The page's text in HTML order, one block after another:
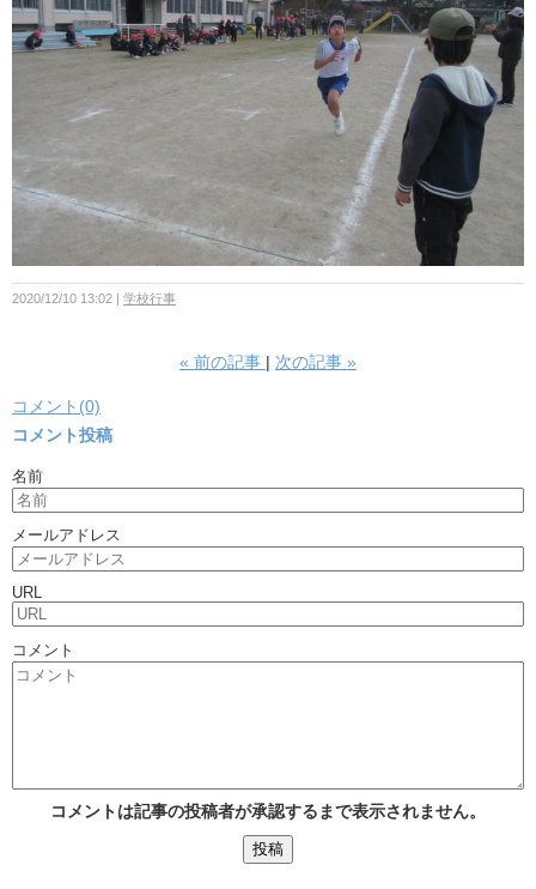
2020/12/10 13:02 学校行事
« 前の記事 次の記事 »
コメント(0)
コメント投稿
名前
メールアドレス
URL
コメント
コメントは記事の投稿者が承認するまで表示されません。